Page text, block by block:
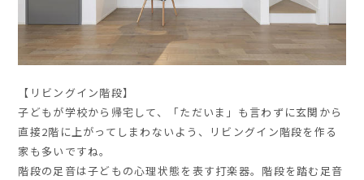
【リビングイン階段】
子どもが学校から帰宅して、「ただいま」も言わずに玄関から
直接2階に上がってしまわないよう、リビングイン階段を作る
家も多いですね。
階段の足音は子どもの心理状態を表す打楽器。階段を踏む足音